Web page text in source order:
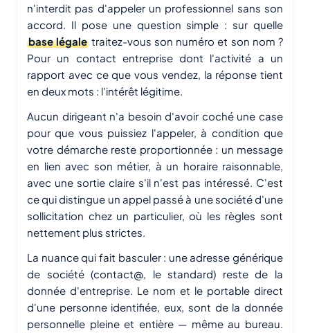
n'interdit pas d'appeler un professionnel sans son
accord. Il pose une question simple : sur quelle
base légaletraitez-vous son numéro et son nom ?
Pour un contact entreprise dont l'activité a un
rapport avec ce que vous vendez, la réponse tient
en deux mots : l'intérêt légitime.
Aucun dirigeant n'a besoin d'avoir coché une case
pour que vous puissiez l'appeler, à condition que
votre démarche reste proportionnée : un message
en lien avec son métier, à un horaire raisonnable,
avec une sortie claire s'il n'est pas intéressé. C'est
ce qui distingue un appel passé à une société d'une
sollicitation chez un particulier, où les règles sont
nettement plus strictes.
La nuance qui fait basculer : une adresse générique
de société (contact@, le standard) reste de la
donnée d'entreprise. Le nom et le portable direct
d'une personne identifiée, eux, sont de la donnée
personnelle pleine et entière — même au bureau.